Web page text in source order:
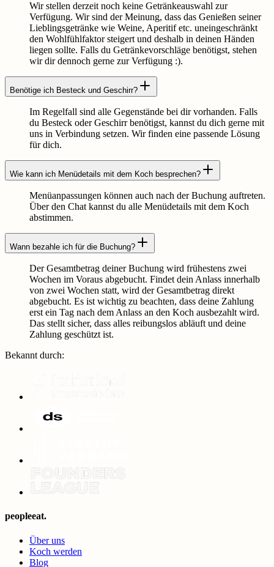
Wir stellen derzeit noch keine Getränkeauswahl zur
Verfügung. Wir sind der Meinung, dass das Genießen seiner
Lieblingsgetränke wie Weine, Aperitif etc. uneingeschränkt
den Wohlfühlfaktor steigert und deshalb in deinen Händen
liegen sollte. Falls du Getränkevorschläge benötigst, stehen
wir dir dennoch gerne zur Verfügung :).
Benötige ich Besteck und Geschirr?
Im Regelfall sind alle Gegenstände bei dir vorhanden. Falls
du Besteck oder Geschirr benötigst, kannst du dich gerne mit
uns in Verbindung setzen. Wir finden eine passende Lösung
für dich.
Wie kann ich Menüdetails mit dem Koch besprechen?
Menüanpassungen können auch nach der Buchung auftreten.
Über den Chat kannst du alle Menüdetails mit dem Koch
abstimmen.
Wann bezahle ich für die Buchung?
Der Gesamtbetrag deiner Buchung wird frühestens zwei
Wochen im Voraus abgebucht. Findet dein Anlass innerhalb
von zwei Wochen statt, wird der Gesamtbetrag direkt
abgebucht. Es ist wichtig zu beachten, dass deine Zahlung
erst ein Tag nach dem Anlass an den Koch ausbezahlt wird.
Das stellt sicher, dass alles reibungslos abläuft und deine
Zahlung geschützt ist.
Bekannt durch:
peopleeat.
Über uns
Koch werden
Blog